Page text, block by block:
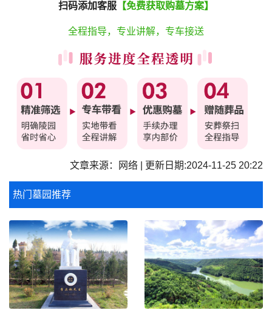
扫码添加客服 【免费获取购墓方案】
全程指导，专业讲解，专车接送
文章来源：网络 | 更新日期:2024-11-25 20:22
热门墓园推荐